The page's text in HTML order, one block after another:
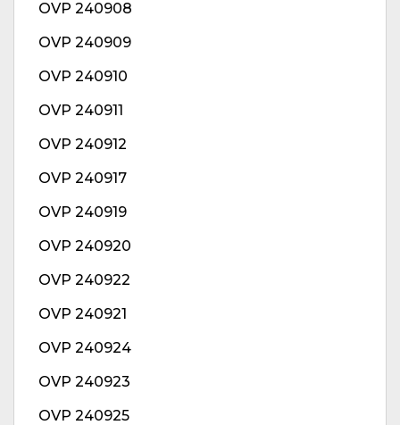
OVP 240908
OVP 240909
OVP 240910
OVP 240911
OVP 240912
OVP 240917
OVP 240919
OVP 240920
OVP 240922
OVP 240921
OVP 240924
OVP 240923
OVP 240925